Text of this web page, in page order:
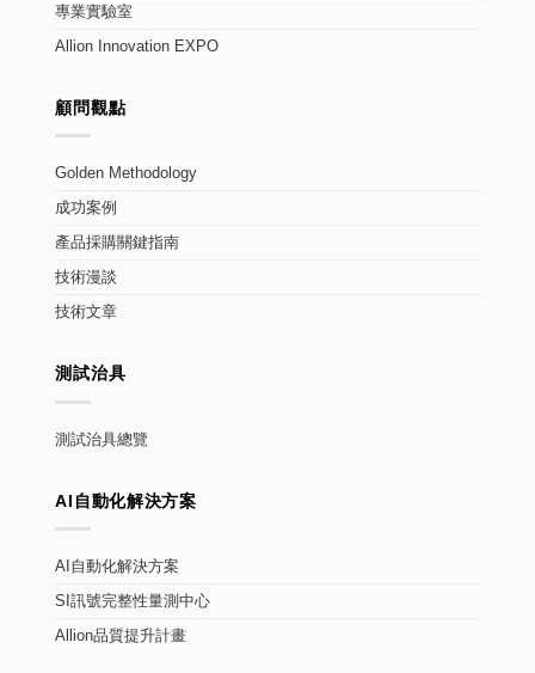
專業實驗室
Allion Innovation EXPO
顧問觀點
Golden Methodology
成功案例
產品採購關鍵指南
技術漫談
技術文章
測試治具
測試治具總覽
AI自動化解決方案
AI自動化解決方案
SI訊號完整性量測中心
Allion品質提升計畫